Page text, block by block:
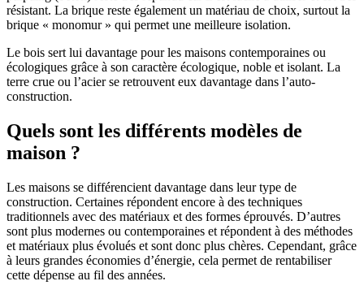
résistant. La brique reste également un matériau de choix, surtout la
brique « monomur » qui permet une meilleure isolation.
Le bois sert lui davantage pour les maisons contemporaines ou
écologiques grâce à son caractère écologique, noble et isolant. La
terre crue ou l’acier se retrouvent eux davantage dans l’auto-
construction.
Quels sont les différents modèles de
maison ?
Les maisons se différencient davantage dans leur type de
construction. Certaines répondent encore à des techniques
traditionnels avec des matériaux et des formes éprouvés. D’autres
sont plus modernes ou contemporaines et répondent à des méthodes
et matériaux plus évolués et sont donc plus chères. Cependant, grâce
à leurs grandes économies d’énergie, cela permet de rentabiliser
cette dépense au fil des années.